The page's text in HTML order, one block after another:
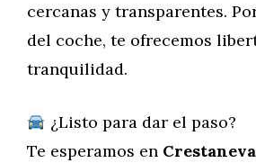
cercanas y transparentes.
del coche, te ofrecemos
tranquilidad.
¿Listo para dar el paso?
Te esperamos en